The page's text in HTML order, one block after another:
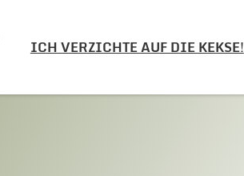
ICH VERZICHTE AUF DIE KEKSE!